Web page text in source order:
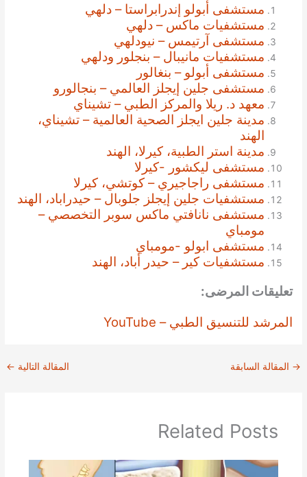
مستشفى أبولو إندرابراستا – دلهي
مستشفيات ماكس – دلهي
مستشفى آرتيمس – نيودلهي
مستشفيات مانيبال – بنجلور ودلهي
مستشفى أبولو – بنغالور
مستشفى جلين إيجلز العالمي – بنجالورو
معهد د. ريلا والمركز الطبي – تشيناي
مدينة جلين ايجلز الصحية العالمية – تشيناي،
الهند
مدينة استر الطبية، كيرلا، الهند
مستشفى ليكشور -كيرلا
مستشفى راجاجيري – كوتشي، كيرلا
مستشفيات جلين إيجلز جلوبال – حيدراباد، الهند
مستشفى نانافتي ماكس سوبر التخصصي –
مومباي
مستشفى ابولو -مومباي
مستشفيات كير – حيدر أباد، الهند
تعليقات المرضى:
المرشد للتنسيق الطبي – YouTube
→ المقالة السابقة المقالة التالية ←
Related Posts